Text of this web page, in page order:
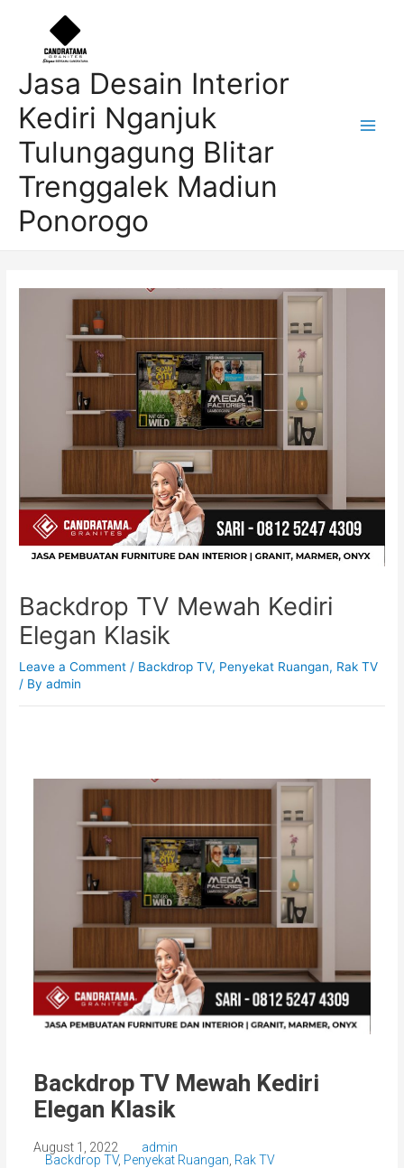
Jasa Desain Interior
Kediri Nganjuk
Tulungagung Blitar
Trenggalek Madiun
Ponorogo
Backdrop TV Mewah Kediri
Elegan Klasik
Leave a Comment / Backdrop TV, Penyekat Ruangan, Rak TV
/ Byadmin
Backdrop TV Mewah Kediri
Elegan Klasik
August 1, 2022
admin
Backdrop TV, Penyekat Ruangan Rak TV
navigation